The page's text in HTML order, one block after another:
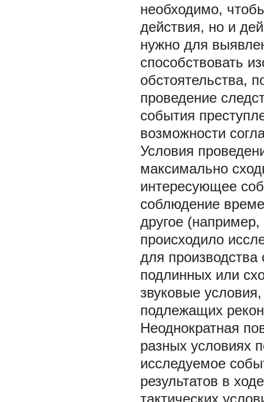
необходимо,
действия, но и
нужно для
способствовать
обстоятельства,
проведение
события
возможности
Условия
максимально
интересующее
соблюдение
другое
происходило
для
подлинных или
звуковые
подлежащих
Неоднократная
разных условиях
исследуемое
результатов в
тактических